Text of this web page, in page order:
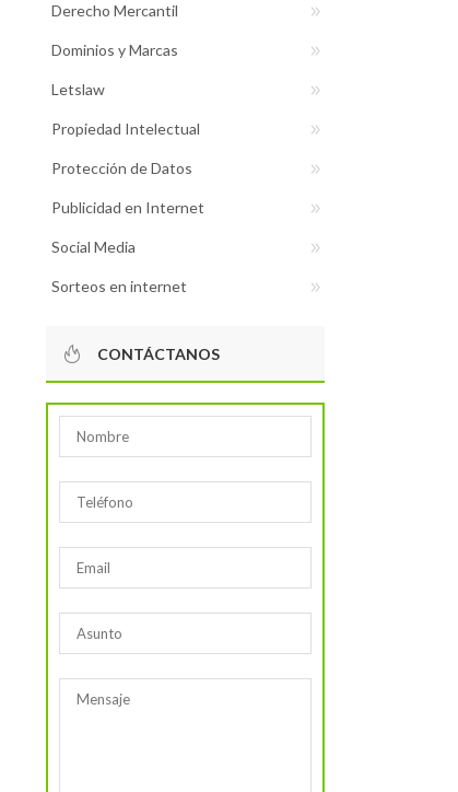
Derecho Mercantil
Dominios y Marcas
Letslaw
Propiedad Intelectual
Protección de Datos
Publicidad en Internet
Social Media
Sorteos en internet
CONTÁCTANOS